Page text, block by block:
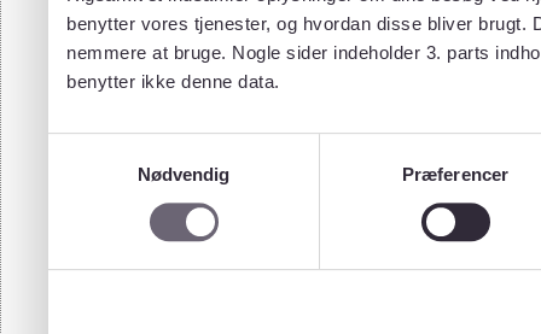
benytter vores tjenester, og hvordan disse bliver
nemmere at bruge. Nogle sider indeholder 3. parts
benytter ikke denne data.
Nødvendig
Præferencer
86
87
88
89
96